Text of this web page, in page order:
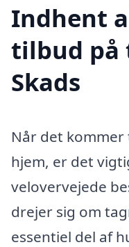
Indhent
tilbud på
Skads
Når det
hjem, er det
velovervejede
drejer sig om
essentiel del af